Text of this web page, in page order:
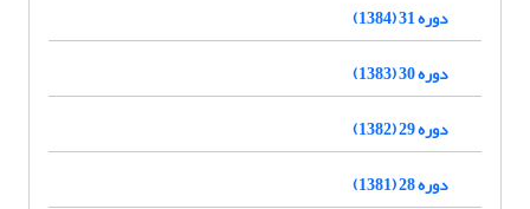
دوره 31 (1384)
دوره 30 (1383)
دوره 29 (1382)
دوره 28 (1381)